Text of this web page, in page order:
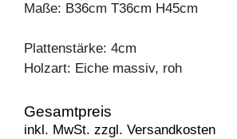
Maße: B36cm T36cm H45cm
Plattenstärke: 4cm
Holzart: Eiche massiv, roh
Gesamtpreis
inkl. MwSt. zzgl. Versandkosten